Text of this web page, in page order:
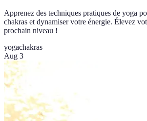
Apprenez des techniques pratiques de yoga
chakras et dynamiser votre énergie. Élevez
prochain niveau !
yogachakras
Aug 3